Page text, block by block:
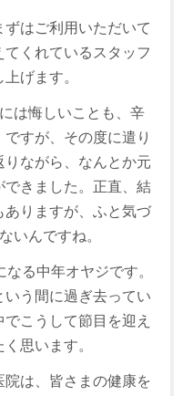
はご利用いただいて
くれているスタッフ
げます。
は悔しいことも、辛
すが、その度に遣り
ながら、なんとか元
きました。正直、結
りますが、ふと気づ
いんですね。
る中年オヤジです。
う間に過ぎ去ってい
こうして節目を迎え
思います。
は、皆さまの健康を